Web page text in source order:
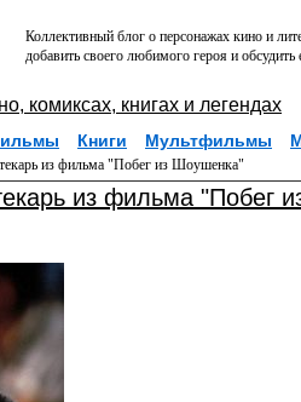
Коллективный блог о персонажах кино и
добавить своего любимого героя и
комиксах, книгах и легендах
Книги Мультфильмы
из фильма "Побег из Шоушенка"
из фильма "Побег